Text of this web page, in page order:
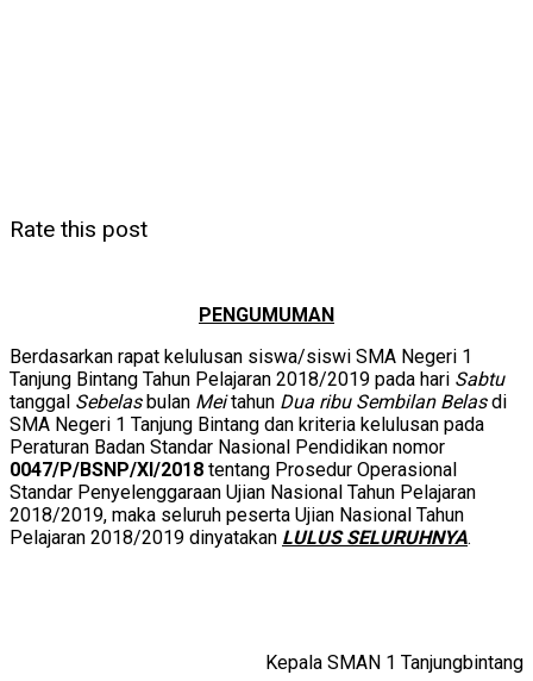
Rate this post
PENGUMUMAN
Berdasarkan rapat kelulusan siswa/siswi SMA Negeri 1
Tanjung Bintang Tahun Pelajaran 2018/2019 pada hari Sabtu
tanggal Sebelasbulan Meitahun Dua ribu Sembilan Belasdi
SMA Negeri 1 Tanjung Bintang dan kriteria kelulusan pada
Peraturan Badan Standar Nasional Pendidikan nomor
0047/P/BSNP/XI/2018 tentang Prosedur Operasional
Standar Penyelenggaraan Ujian Nasional Tahun Pelajaran
2018/2019, maka seluruh peserta Ujian Nasional Tahun
Pelajaran 2018/2019 dinyatakan LULUS SELURUHNYA.
Kepala SMAN 1 Tanjungbintang